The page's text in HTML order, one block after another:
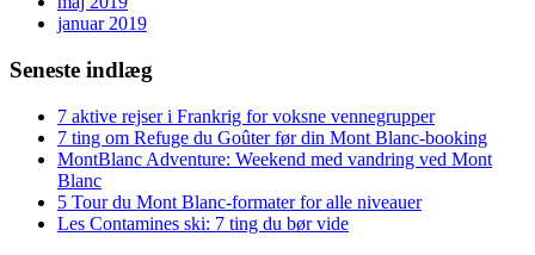
januar 2019
Seneste indlæg
7 aktive rejser i Frankrig for voksne vennegrupper
7 ting om Refuge du Goûter før din Mont Blanc-booking
MontBlanc Adventure: Weekend med vandring ved Mont
Blanc
5 Tour du Mont Blanc-formater for alle niveauer
Les Contamines ski: 7 ting du bør vide